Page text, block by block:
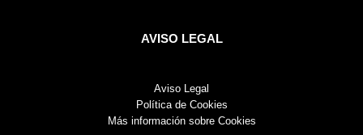
AVISO LEGAL
Aviso Legal
Política de Cookies
Más información sobre Cookies